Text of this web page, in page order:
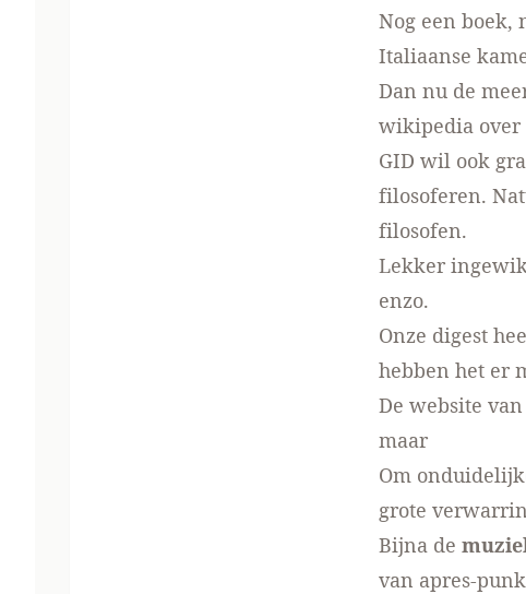
Nog een boek,
Italiaanse
Dan nu de
wikipedia over
GID wil ook
filosoferen.
filosofen.
Lekker
enzo.
Onze digest
hebben het er
De website
maar
Om
grote
Bijna de
van apres-